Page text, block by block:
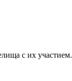
с их участием.